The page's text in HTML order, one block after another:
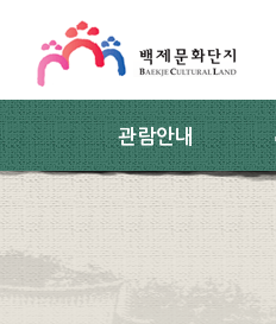
관람안내